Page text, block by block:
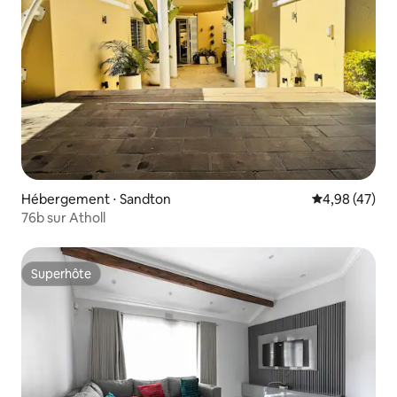
Hébergement ⋅ Sandton Évaluation
4,98 (47)
76b sur Atholl
Superhôte
Superhôte